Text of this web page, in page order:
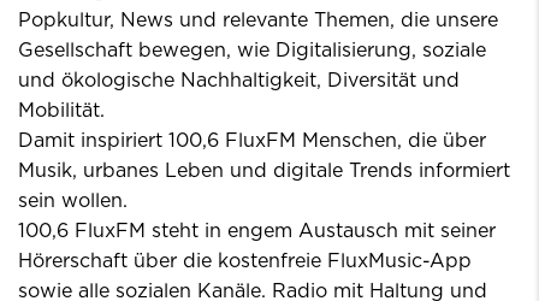
Popkultur, News und relevante Themen, die unsere
Gesellschaft bewegen, wie Digitalisierung, soziale
und ökologische Nachhaltigkeit, Diversität und
Mobilität.
Damit inspiriert 100,6 FluxFM Menschen, die über
Musik, urbanes Leben und digitale Trends informiert
sein wollen.
100,6 FluxFM steht in engem Austausch mit seiner
Hörerschaft über die kostenfreie FluxMusic-App
sowie alle sozialen Kanäle. Radio mit Haltung und